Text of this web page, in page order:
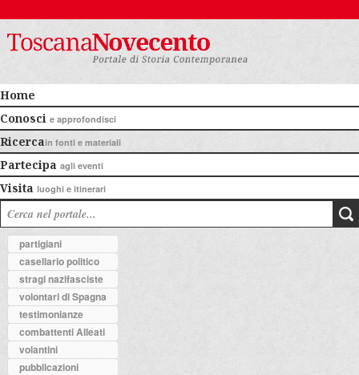
Home
Conosci e approfondisci
Ricercain fonti e materiali
Partecipa agli eventi
Visita luoghi e itinerari
partigiani
casellario politico
stragi nazifasciste
volontari di Spagna
testimonianze
combattenti Alleati
volantini
pubblicazioni